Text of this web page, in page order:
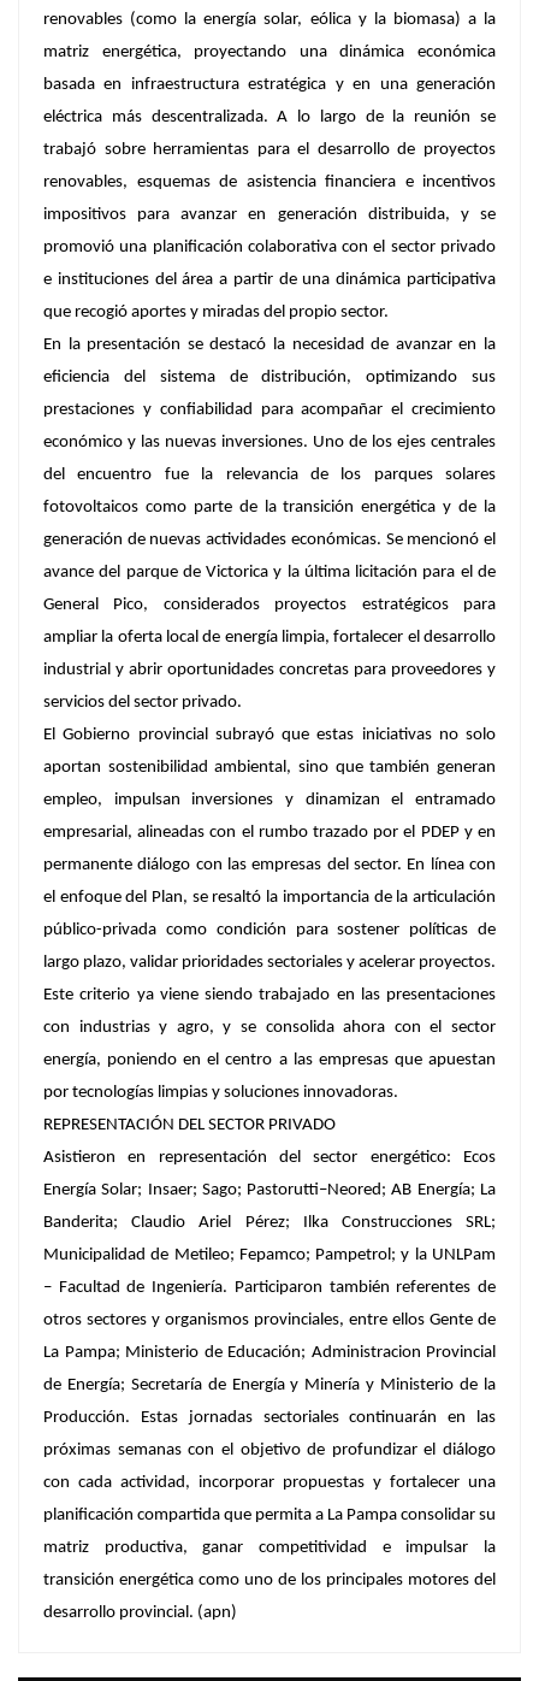
renovables (como la energía solar, eólica y la biomasa) a la
matriz energética, proyectando una dinámica económica
basada en infraestructura estratégica y en una generación
eléctrica más descentralizada. A lo largo de la reunión se
trabajó sobre herramientas para el desarrollo de proyectos
renovables, esquemas de asistencia financiera e incentivos
impositivos para avanzar en generación distribuida, y se
promovió una planificación colaborativa con el sector privado
e instituciones del área a partir de una dinámica participativa
que recogió aportes y miradas del propio sector.
En la presentación se destacó la necesidad de avanzar en la
eficiencia del sistema de distribución, optimizando sus
prestaciones y confiabilidad para acompañar el crecimiento
económico y las nuevas inversiones. Uno de los ejes centrales
del encuentro fue la relevancia de los parques solares
fotovoltaicos como parte de la transición energética y de la
generación de nuevas actividades económicas. Se mencionó el
avance del parque de Victorica y la última licitación para el de
General Pico, considerados proyectos estratégicos para
ampliar la oferta local de energía limpia, fortalecer el desarrollo
industrial y abrir oportunidades concretas para proveedores y
servicios del sector privado.
El Gobierno provincial subrayó que estas iniciativas no solo
aportan sostenibilidad ambiental, sino que también generan
empleo, impulsan inversiones y dinamizan el entramado
empresarial, alineadas con el rumbo trazado por el PDEP y en
permanente diálogo con las empresas del sector. En línea con
el enfoque del Plan, se resaltó la importancia de la articulación
público-privada como condición para sostener políticas de
largo plazo, validar prioridades sectoriales y acelerar proyectos.
Este criterio ya viene siendo trabajado en las presentaciones
con industrias y agro, y se consolida ahora con el sector
energía, poniendo en el centro a las empresas que apuestan
por tecnologías limpias y soluciones innovadoras.
REPRESENTACIÓN DEL SECTOR PRIVADO
Asistieron en representación del sector energético: Ecos
Energía Solar; Insaer; Sago; Pastorutti–Neored; AB Energía; La
Banderita; Claudio Ariel Pérez; Ilka Construcciones SRL;
Municipalidad de Metileo; Fepamco; Pampetrol; y la UNLPam
– Facultad de Ingeniería. Participaron también referentes de
otros sectores y organismos provinciales, entre ellos Gente de
La Pampa; Ministerio de Educación; Administracion Provincial
de Energía; Secretaría de Energía y Minería y Ministerio de la
Producción. Estas jornadas sectoriales continuarán en las
próximas semanas con el objetivo de profundizar el diálogo
con cada actividad, incorporar propuestas y fortalecer una
planificación compartida que permita a La Pampa consolidar su
matriz productiva, ganar competitividad e impulsar la
transición energética como uno de los principales motores del
desarrollo provincial. (apn)